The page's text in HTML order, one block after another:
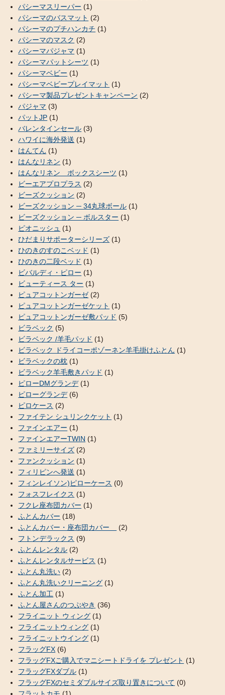
パシーマスリーパー (1)
パシーマのバスマット (2)
パシーマのプチハンカチ (1)
パシーマのマスク (2)
パシーマパジャマ (1)
パシーマパットシーツ (1)
パシーマベビー (1)
パシーマベビープレイマット (1)
パシーマ製品プレゼントキャンペーン (2)
パジャマ (3)
パットJP (1)
バレンタインセール (3)
ハワイに海外発送 (1)
はんてん (1)
はんなリネン (1)
はんなリネン ボックスシーツ (1)
ビーエアプロプラス (2)
ビーズクッション (2)
ビーズクッション ─ 34丸球ボール (1)
ビーズクッション ─ ボルスター (1)
ピオニッシュ (1)
ひだまりサポーターシリーズ (1)
ひのきのすのこベッド (1)
ひのきの二段ベッド (1)
ビバルディ・ピロー (1)
ビューティース ター (1)
ピュアコットンガーゼ(2)
ピュアコットンガーゼケット (1)
ピュアコットンガーゼ敷パッド (5)
ビラベック (5)
ビラベック /羊毛パッド (1)
ビラベック ドライコーポゾーネン羊毛掛けふとん (1)
ビラベックの枕 (1)
ビラベック羊毛敷きパッド (1)
ピローDMグランデ(1)
ピローグランデ(6)
ピロケース (2)
ファイテン シュリンクケット (1)
ファインエアー (1)
ファインエアーTWIN (1)
ファミリーサイズ (2)
ファンクッション (1)
フィリピンへ発送 (1)
フィンレイソン)ピローケース (0)
フォスフレイクス (1)
フクレ座布団カバー (1)
ふとんカバー (18)
ふとんカバー・座布団カバー
(2)
フトンデラックス (9)
ふとんレンタル (2)
ふとんレンタルサービス (1)
ふとん丸洗い (2)
ふとん丸洗いクリーニング (1)
ふとん加工 (1)
ふとん屋さんのつぶやき (36)
フライニット ウィング (1)
フライニットウィング (1)
フライニットウイング (1)
フラッグFX (6)
フラッグFXご購入でマニシートドライを プレゼント (1)
フラッグFXダブル (1)
フラッグFXのセミダブルサイズ取り置きについて (0)
フラットカモ (1)